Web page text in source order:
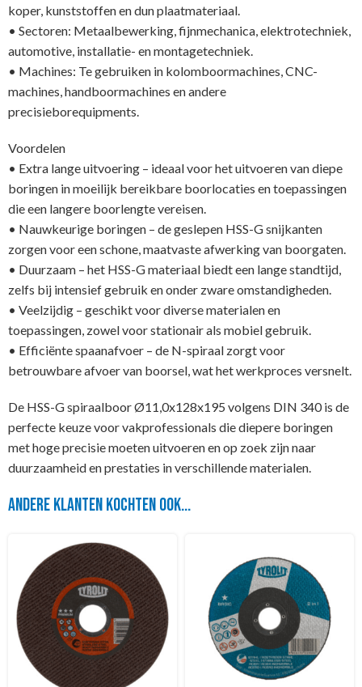
koper, kunststoffen en dun plaatmateriaal.
• Sectoren: Metaalbewerking, fijnmechanica, elektrotechniek,
automotive, installatie- en montagetechniek.
• Machines: Te gebruiken in kolomboormachines, CNC-
machines, handboormachines en andere
precisieborequipments.
Voordelen
• Extra lange uitvoering – ideaal voor het uitvoeren van diepe
boringen in moeilijk bereikbare boorlocaties en toepassingen
die een langere boorlengte vereisen.
• Nauwkeurige boringen – de geslepen HSS-G snijkanten
zorgen voor een schone, maatvaste afwerking van boorgaten.
• Duurzaam – het HSS-G materiaal biedt een lange standtijd,
zelfs bij intensief gebruik en onder zware omstandigheden.
• Veelzijdig – geschikt voor diverse materialen en
toepassingen, zowel voor stationair als mobiel gebruik.
• Efficiënte spaanafvoer – de N-spiraal zorgt voor
betrouwbare afvoer van boorsel, wat het werkproces versnelt.
De HSS-G spiraalboor Ø11,0x128x195 volgens DIN 340 is de
perfecte keuze voor vakprofessionals die diepere boringen
met hoge precisie moeten uitvoeren en op zoek zijn naar
duurzaamheid en prestaties in verschillende materialen.
Andere klanten kochten ook...